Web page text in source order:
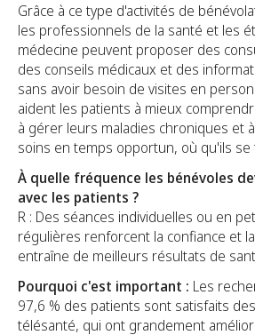
Grâce à ce type d'activités de
les professionnels de la santé et les
médecine peuvent proposer des
des conseils médicaux et des
sans avoir besoin de visites en
aident les patients à mieux
à gérer leurs maladies chroniques et
soins en temps opportun, où qu'ils se
À quelle fréquence les bénévoles
avec les patients ?
R : Des séances individuelles ou en
régulières renforcent la confiance et
entraîne de meilleurs résultats de
Pourquoi c'est important : Les
97,6 % des patients sont satisfaits
télésanté, qui ont grandement